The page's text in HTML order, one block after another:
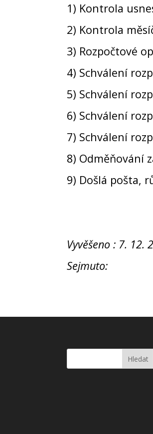
1) Kontrola
2) Kontrola
3) Rozpočtové
4) Schválení
5) Schválení
6) Schválení
7) Schválení
8) Odměňování
9) Došlá pošta,
Vyvěšeno : 7. 12.
Sejmuto: